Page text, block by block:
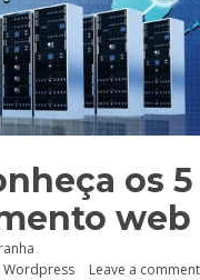
os 5
web
Wordpress Leave a comment